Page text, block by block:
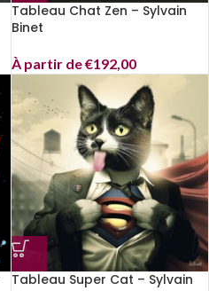
Tableau Chat Zen – Sylvain
Binet
À partir de€192,00
Tableau Super Cat – Sylvain